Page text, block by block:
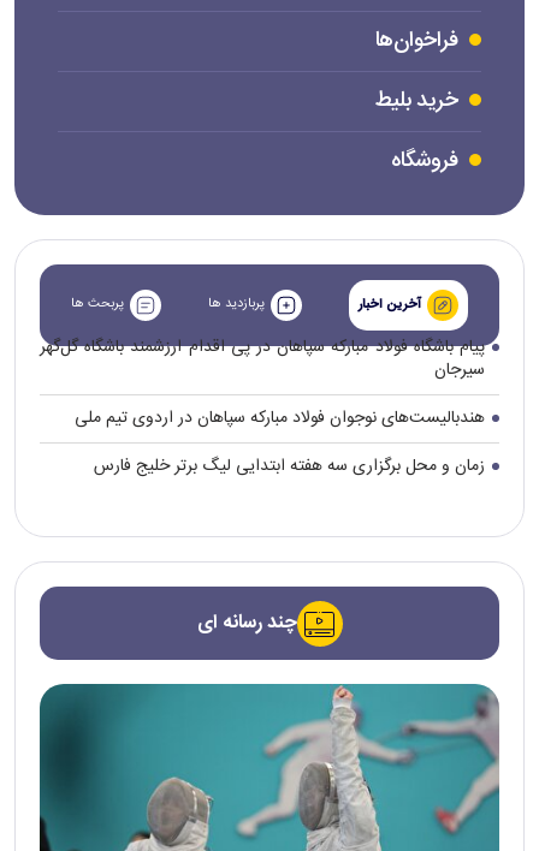
فراخوان‌ها
خرید بلیط
فروشگاه
آخرین اخبار پربازدید ها پربحث ها
پیام باشگاه فولاد مبارکه سپاهان در پی اقدام ارزشمند باشگاه گل‌گهر
سیرجان
هندبالیست‌های نوجوان فولاد مبارکه سپاهان در اردوی تیم ملی
زمان و محل برگزاری سه هفته ابتدایی لیگ برتر خلیج فارس
چند رسانه ای